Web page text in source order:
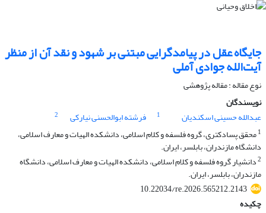
جایگاه عقل در پیامدگرایی مبتنی بر شهود و نقد آن از منظر
آیت‌الله جوادی آملی
نوع مقاله : مقاله پژوهشی
نویسندگان
عبدالله حسینی اسکندیان
1 فرشته ابوالحسنی نیارکی
2
1محقق پسادکتری، گروه فلسفه و کلام اسلامی، دانشکده الهیات و معارف اسلامی،
دانشگاه مازندران، بابلسر، ایران.
2دانشیار گروه فلسفه و کلام اسلامی، دانشکده الهیات و معارف اسلامی، دانشگاه
مازندران، بابلسر، ایران.
10.22034/re.2026.565212.2143
چکیده